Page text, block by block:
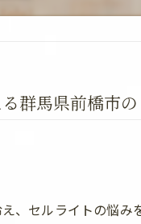
群馬県前橋市
、セルライトの悩み